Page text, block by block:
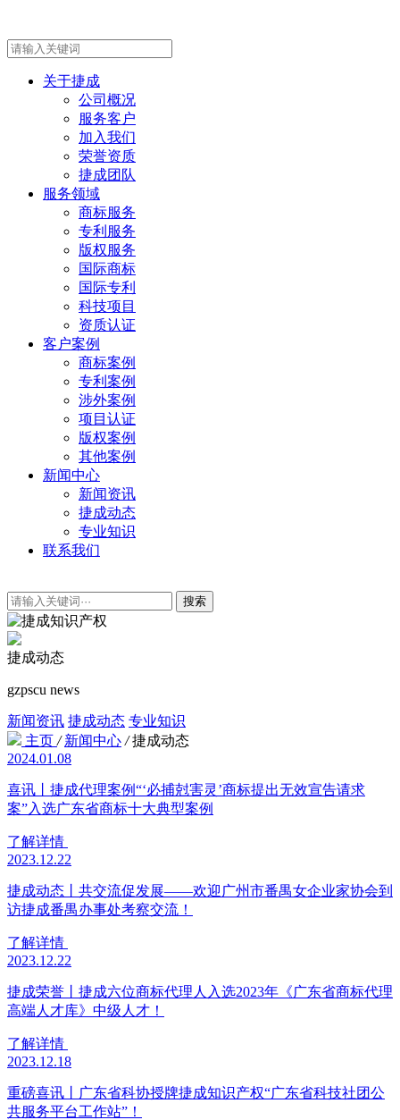
关于捷成
公司概况
服务客户
加入我们
荣誉资质
捷成团队
服务领域
商标服务
专利服务
版权服务
国际商标
国际专利
科技项目
资质认证
客户案例
商标案例
专利案例
涉外案例
项目认证
版权案例
其他案例
新闻中心
新闻资讯
捷成动态
专业知识
联系我们
搜索
捷成动态
gzpscu news
新闻资讯 捷成动态 专业知识
主页 / 新闻中心 / 捷成动态
2024.01.08
喜讯丨捷成代理案例“‘必捕尅害灵’商标提出无效宣告请求
案”入选广东省商标十大典型案例
了解详情
2023.12.22
捷成动态丨共交流促发展——欢迎广州市番禺女企业家协会到
访捷成番禺办事处考察交流！
了解详情
2023.12.22
捷成荣誉丨捷成六位商标代理人入选2023年《广东省商标代理
高端人才库》中级人才！
了解详情
2023.12.18
重磅喜讯丨广东省科协授牌捷成知识产权“广东省科技社团公
共服务平台工作站”！